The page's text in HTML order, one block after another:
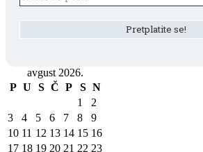
avgust 2026.
P U S Č P S N
1
2
3
4 5 6 7 8
9
10 11 12 13 14 15 16
17 18 19 20 21 22 23